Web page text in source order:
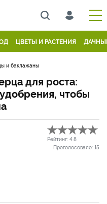
ЦВЕТЫ И РАСТЕНИЯ
и баклажаны
для роста:
чтобы
Рейтинг: 4.8
Проголосовало: 15